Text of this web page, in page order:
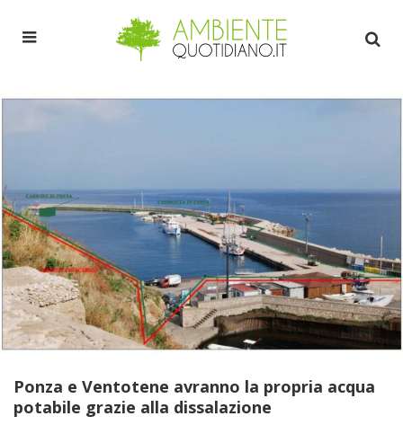
Ponza e Ventotene avranno la propria acqua
potabile grazie alla dissalazione